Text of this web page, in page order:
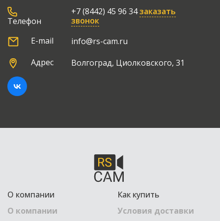
Телефон
+7 (8442) 45 96 34заказать
звонок
E-mail
info@rs-cam.ru
Адрес
Волгоград, Циолковского, 31
О компании
О компании
Как купить
Условия доставки